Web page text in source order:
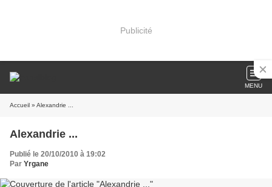
Publicité
MENU
Accueil » Alexandrie ...
Alexandrie ...
Publié le 20/10/2010 à 19:02
Par Yrgane